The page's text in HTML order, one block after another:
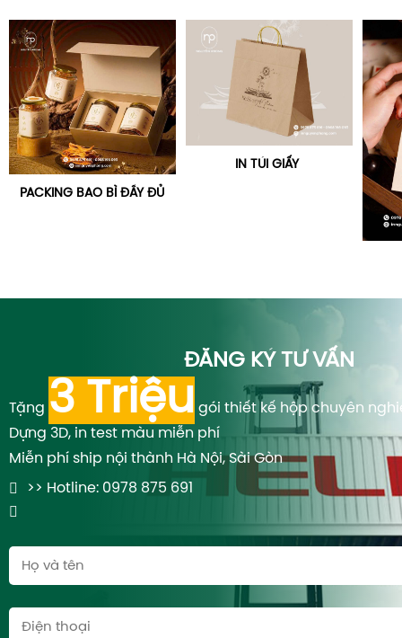
PACKING BAO BÌ ĐẦY ĐỦ
IN TÚI GIẤY
ĐĂNG KÝ TƯ VẤN
Tặng 3 Triệu gói thiết kế hộp chuyên
Dựng 3D, in test màu miễn phí
Miễn phí ship nội thành Hà Nội, Sài Gòn
>> Hotline: 0978 875 691